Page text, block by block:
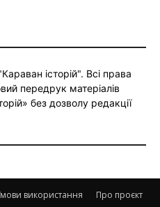
історій". Всі права
передрук матеріалів
без дозволу редакції
використання Про проєкт